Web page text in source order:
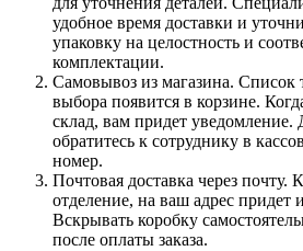
удобное время доставки и
упаковку на целостность и
комплектации.
Самовывоз из магазина. Список
выбора появится в корзине.
склад, вам придет уведомление.
обратитесь к сотруднику в
номер.
Почтовая доставка через почту.
отделение, на ваш адрес придет
Вскрывать коробку
после оплаты заказа.